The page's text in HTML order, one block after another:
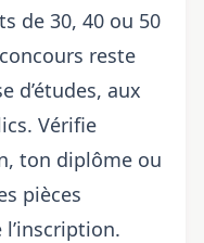
de 30, 40 ou 50
reste
d’études, aux
Vérifie
ton diplôme ou
pièces